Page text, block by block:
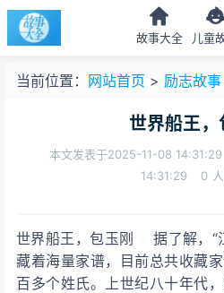
故事大全 儿童
当前位置： 网站首页 > 励志故事
世界船王，
本文发表于2025-11-08 14:31:29
14:31:29
0
世界船王，包玉刚 据了解，“江南第一藏书楼”天一阁收
藏着海量家谱，目前总共收藏
百多个姓氏。上世纪八十年代